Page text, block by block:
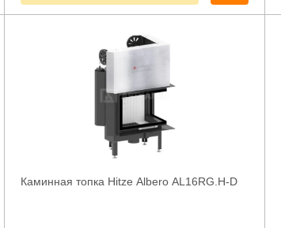
Каминная топка Hitze Albero AL16RG.H-D